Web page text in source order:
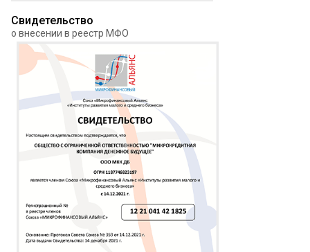
Свидетельство
о внесении в реестр МФО